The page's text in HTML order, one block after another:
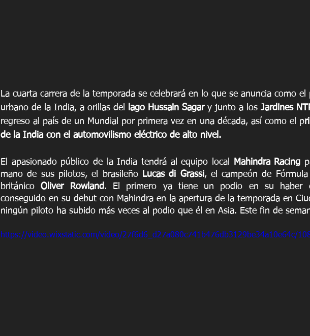
La cuarta carrera de la temporada se celebrará en lo que se anuncia como
urbano de la India, a orillas del
lago Hussain Sagar y junto a los Jardines
regreso al país de un Mundial por primera vez en una década, así como el p
de la India con el automovilismo eléctrico de alto nivel.
El apasionado público de la India tendrá al equipo local Mahindra Racing
mano de sus pilotos, el brasileño
Lucas di Grassi, el campeón de
británico Oliver Rowland. El primero ya tiene un podio en su haber
conseguido en su debut con Mahindra en la apertura de la temporada en
ningún piloto ha subido más veces al podio que él en Asia. Este fin de
https://video.wixstatic.com/video/27f6d6_d27a080c741b476db3129be34a10e64c/